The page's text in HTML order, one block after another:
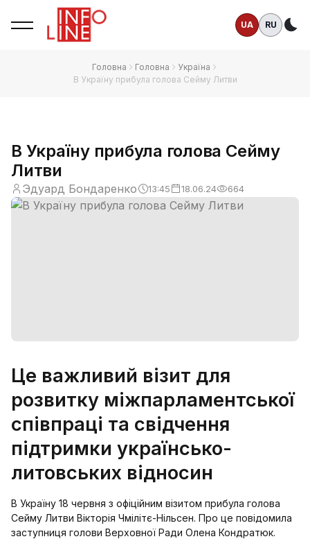
UA RU
Головна Головна
Україна
В Україну прибула голова Сейму Литви
В Україну прибула голова Сейму
Литви
Эдуард Бондаренко 13:45 18.06.24 664
Це важливий візит для
розвитку міжпарламентської
співпраці та свідчення
підтримки українсько-
литовських відносин
В Україну 18 червня з офіційним візитом прибула голова
Сейму Литви Вікторія Чмілітє-Нільсен. Про це повідомила
заступниця голови Верховної Ради Олена Кондратюк.